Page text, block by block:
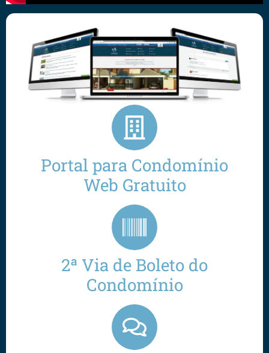
Portal para Condomínio
Web Gratuito
2ª Via de Boleto do
Condomínio